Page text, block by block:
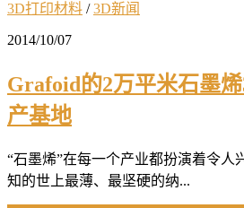
3D打印材料 /3D新闻
2014/10/07
Grafoid的2万平米石墨
产基地
“石墨烯”在每一个产业都扮演着令人
知的世上最薄、最坚硬的纳...